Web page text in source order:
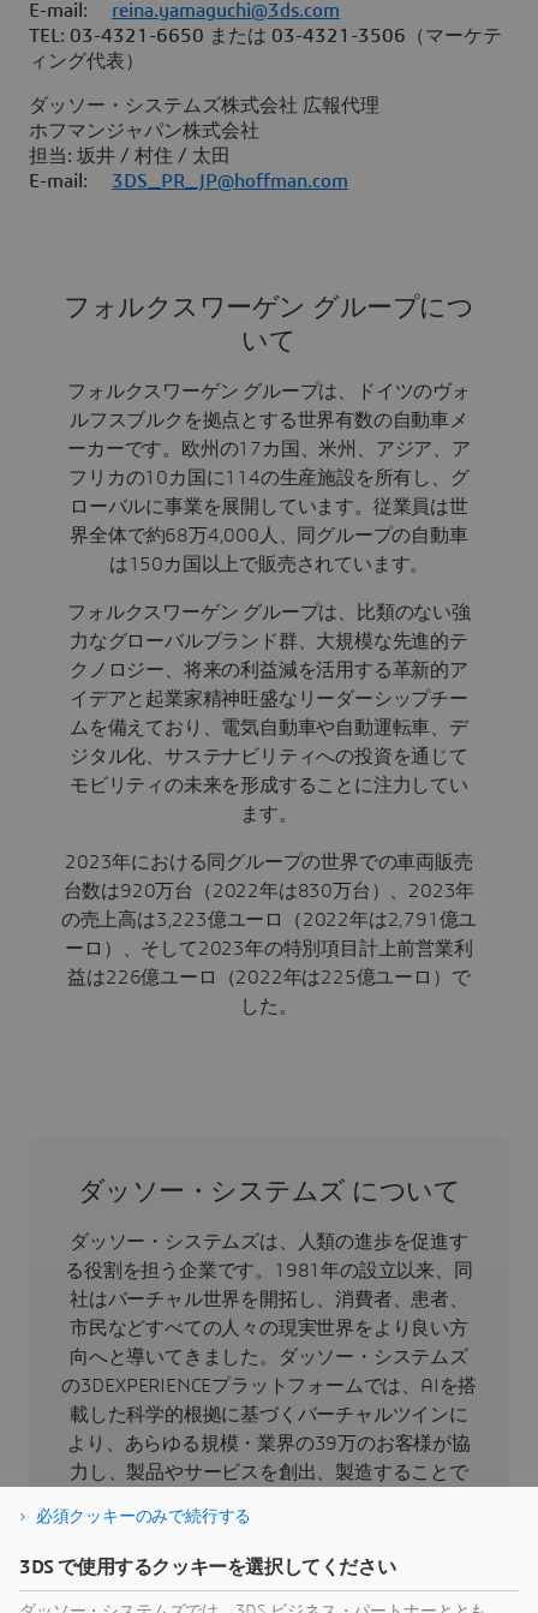
E-mail: reina.yamaguchi@3ds.com
TEL: 03-4321-6650 または 03-4321-3506（マーケテ
ィング代表）
ダッソー・システムズ株式会社 広報代理
ホフマンジャパン株式会社
担当: 坂井 / 村住 / 太田
E-mail: 3DS_PR_JP@hoffman.com
フォルクスワーゲン グループにつ
いて
フォルクスワーゲン グループは、ドイツのヴォ
ルフスブルクを拠点とする世界有数の自動車メ
ーカーです。欧州の17カ国、米州、アジア、ア
フリカの10カ国に114の生産施設を所有し、グ
ローバルに事業を展開しています。従業員は世
界全体で約68万4,000人、同グループの自動車
は150カ国以上で販売されています。
フォルクスワーゲン グループは、比類のない強
力なグローバルブランド群、大規模な先進的テ
クノロジー、将来の利益減を活用する革新的ア
イデアと起業家精神旺盛なリーダーシップチー
ムを備えており、電気自動車や自動運転車、デ
ジタル化、サステナビリティへの投資を通じて
モビリティの未来を形成することに注力してい
ます。
2023年における同グループの世界での車両販売
台数は920万台（2022年は830万台）、2023年
の売上高は3,223億ユーロ（2022年は2,791億ユ
ーロ）、そして2023年の特別項目計上前営業利
益は226億ユーロ（2022年は225億ユーロ）で
した。
ダッソー・システムズ について
ダッソー・システムズは、人類の進歩を促進す
る役割を担う企業です。1981年の設立以来、同
社はバーチャル世界を開拓し、消費者、患者、
市民などすべての人々の現実世界をより良い方
向へと導いてきました。ダッソー・システムズ
の3DEXPERIENCEプラットフォームでは、AIを搭
載した科学的根拠に基づくバーチャルツインに
より、あらゆる規模・業界の39万のお客様が協
力し、製品やサービスを創出、製造することで
のある影響をもたらすことができます。より詳
細な情報はホームページ、
https://www.3ds.com/ja/（日本語）、
必須クッキーのみで続行する
3DS で使用するクッキーを選択してください